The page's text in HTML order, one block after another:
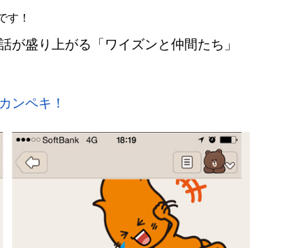
す！
が盛り上がる「ワイズンと仲間たち」
ンペキ！